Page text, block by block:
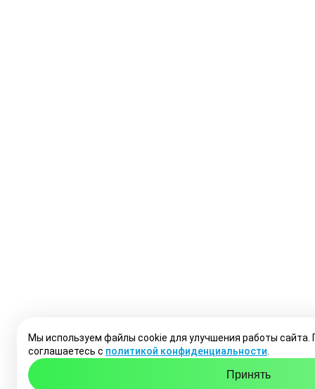
Мы используем файлы cookie для улучшения работы сайта.
соглашаетесь с политикой конфиденциальности
Принять